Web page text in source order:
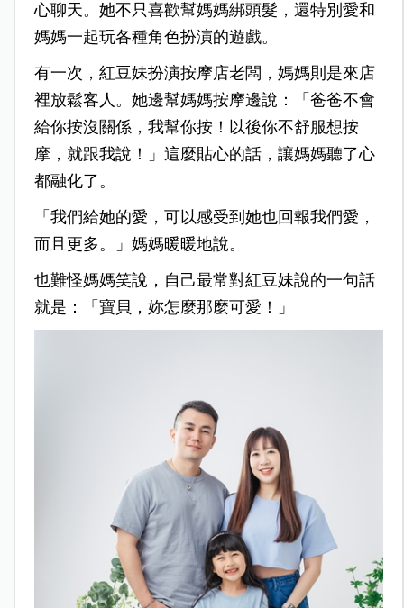
心聊天。她不只喜歡幫媽媽綁頭髮，還特別愛和
媽媽一起玩各種角色扮演的遊戲。
有一次，紅豆妹扮演按摩店老闆，媽媽則是來店
裡放鬆客人。她邊幫媽媽按摩邊說：「爸爸不會
給你按沒關係，我幫你按！以後你不舒服想按
摩，就跟我說！」這麼貼心的話，讓媽媽聽了心
都融化了。
「我們給她的愛，可以感受到她也回報我們愛，
而且更多。」媽媽暖暖地說。
也難怪媽媽笑說，自己最常對紅豆妹說的一句話
就是：「寶貝，妳怎麼那麼可愛！」